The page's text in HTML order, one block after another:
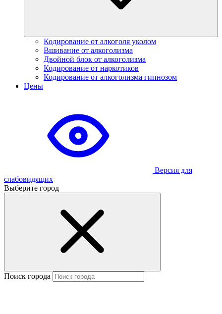
Кодирование от алкоголя уколом
Вшивание от алкоголизма
Двойной блок от алкоголизма
Кодирование от наркотиков
Кодирование от алкоголизма гипнозом
Цены
Версия для
слабовидящих
Выберите город
Поиск города